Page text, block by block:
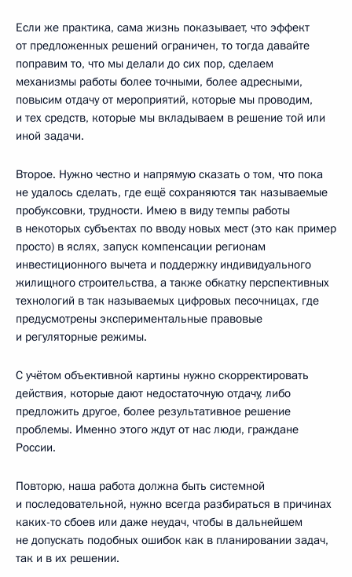
Если же практика, сама жизнь показывает, что эффект
от предложенных решений ограничен, то тогда давайте
поправим то, что мы делали до сих пор, сделаем
механизмы работы более точными, более адресными,
повысим отдачу от мероприятий, которые мы проводим,
и тех средств, которые мы вкладываем в решение той или
иной задачи.
Второе. Нужно честно и напрямую сказать о том, что пока
не удалось сделать, где ещё сохраняются так называемые
пробуксовки, трудности. Имею в виду темпы работы
в некоторых субъектах по вводу новых мест (это как пример
просто) в яслях, запуск компенсации регионам
инвестиционного вычета и поддержку индивидуального
жилищного строительства, а также обкатку перспективных
технологий в так называемых цифровых песочницах, где
предусмотрены экспериментальные правовые
и регуляторные режимы.
С учётом объективной картины нужно скорректировать
действия, которые дают недостаточную отдачу, либо
предложить другое, более результативное решение
проблемы. Именно этого ждут от нас люди, граждане
России.
Повторю, наша работа должна быть системной
и последовательной, нужно всегда разбираться в причинах
каких-то сбоев или даже неудач, чтобы в дальнейшем
не допускать подобных ошибок как в планировании задач,
так и в их решении.